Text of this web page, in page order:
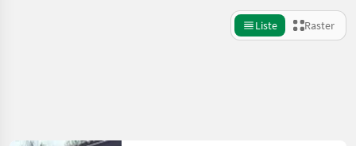
Liste Raster